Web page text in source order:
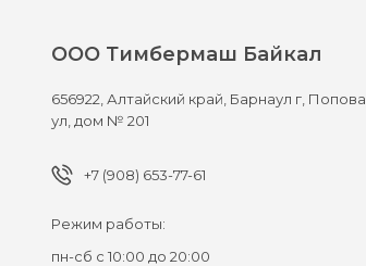
ООО Тимбермаш Байкал
656922, Алтайский край, Барнаул г, Попова
ул, дом № 201
+7 (908) 653-77-61
Режим работы:
пн-сб с 10:00 до 20:00